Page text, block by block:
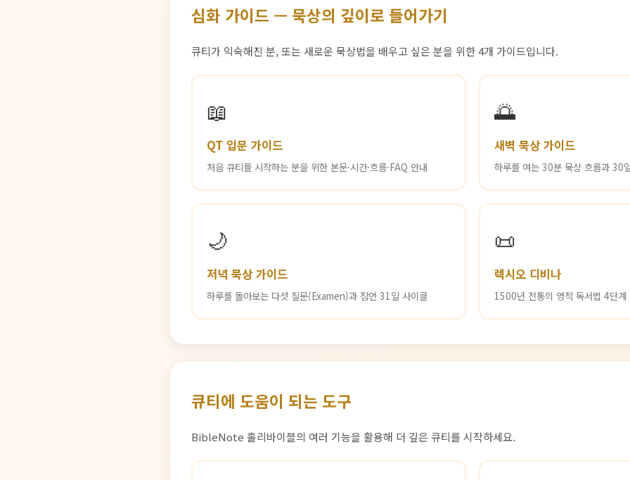
심화 가이드 — 묵상의 깊이로 들어가기
큐티가 익숙해진 분, 또는 새로운 묵상법을 배우고 싶은 분을 위한 4개 가이드입니다.
📖
QT 입문 가이드
처음 큐티를 시작하는 분을 위한 본문·시간·흐름·FAQ 안내
🌅
새벽 묵상 가이드
하루를 여는 30분 묵상 흐름과 30
🌙
저녁 묵상 가이드
하루를 돌아보는 다섯 질문(Examen)과 잠언 31일 사이클
📜
렉시오 디비나
1500년 전통의 영적 독서법 4단계
큐티에 도움이 되는 도구
BibleNote 홀리바이블의 여러 기능을 활용해 더 깊은 큐티를 시작하세요.